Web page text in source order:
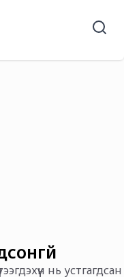
нь устгагдсан